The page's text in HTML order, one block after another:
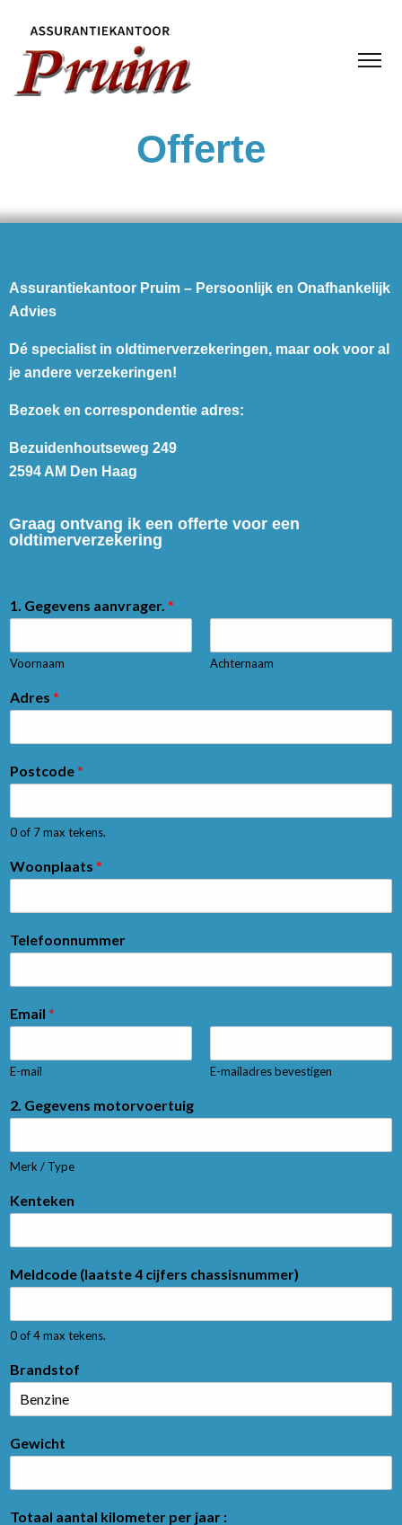
Offerte
Assurantiekantoor Pruim – Persoonlijk en Onafhankelijk
Advies
Dé specialist in oldtimerverzekeringen, maar ook voor al
je andere verzekeringen!
Bezoek en correspondentie adres:
Bezuidenhoutseweg 249
2594 AM Den Haag
Graag ontvang ik een offerte voor een
oldtimerverzekering
1. Gegevens aanvrager. *
Voornaam Achternaam
Adres *
Postcode*
0 of 7 max tekens.
Woonplaats *
Telefoonnummer
Email *
E-mail E-mailadres bevestigen
2. Gegevens motorvoertuig
Merk / Type
Kenteken
Meldcode (laatste 4 cijfers chassisnummer)
0 of 4 max tekens.
Brandstof
Gewicht
Totaal aantal kilometer per jaar :